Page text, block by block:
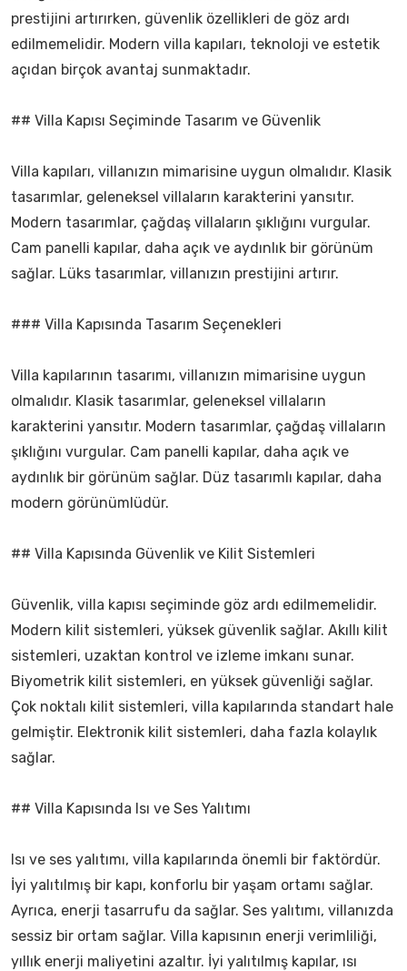
prestijini artırırken, güvenlik özellikleri de göz ardı
edilmemelidir. Modern villa kapıları, teknoloji ve estetik
açıdan birçok avantaj sunmaktadır.
## Villa Kapısı Seçiminde Tasarım ve Güvenlik
Villa kapıları, villanızın mimarisine uygun olmalıdır. Klasik
tasarımlar, geleneksel villaların karakterini yansıtır.
Modern tasarımlar, çağdaş villaların şıklığını vurgular.
Cam panelli kapılar, daha açık ve aydınlık bir görünüm
sağlar. Lüks tasarımlar, villanızın prestijini artırır.
### Villa Kapısında Tasarım Seçenekleri
Villa kapılarının tasarımı, villanızın mimarisine uygun
olmalıdır. Klasik tasarımlar, geleneksel villaların
karakterini yansıtır. Modern tasarımlar, çağdaş villaların
şıklığını vurgular. Cam panelli kapılar, daha açık ve
aydınlık bir görünüm sağlar. Düz tasarımlı kapılar, daha
modern görünümlüdür.
## Villa Kapısında Güvenlik ve Kilit Sistemleri
Güvenlik, villa kapısı seçiminde göz ardı edilmemelidir.
Modern kilit sistemleri, yüksek güvenlik sağlar. Akıllı kilit
sistemleri, uzaktan kontrol ve izleme imkanı sunar.
Biyometrik kilit sistemleri, en yüksek güvenliği sağlar.
Çok noktalı kilit sistemleri, villa kapılarında standart hale
gelmiştir. Elektronik kilit sistemleri, daha fazla kolaylık
sağlar.
## Villa Kapısında Isı ve Ses Yalıtımı
Isı ve ses yalıtımı, villa kapılarında önemli bir faktördür.
İyi yalıtılmış bir kapı, konforlu bir yaşam ortamı sağlar.
Ayrıca, enerji tasarrufu da sağlar. Ses yalıtımı, villanızda
sessiz bir ortam sağlar. Villa kapısının enerji verimliliği,
yıllık enerji maliyetini azaltır. İyi yalıtılmış kapılar, ısı